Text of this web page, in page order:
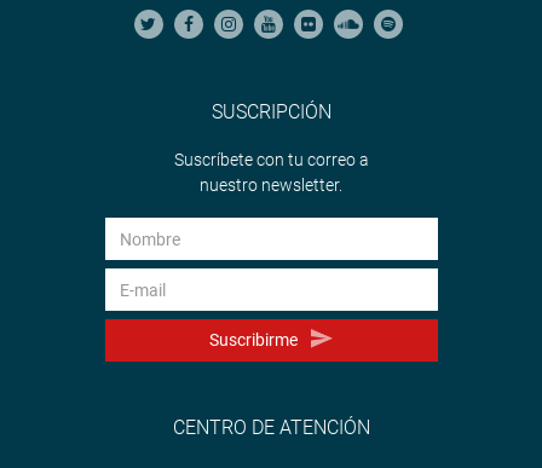
SUSCRIPCIÓN
Suscríbete con tu correo a
nuestro newsletter.
Suscribirme
CENTRO DE ATENCIÓN